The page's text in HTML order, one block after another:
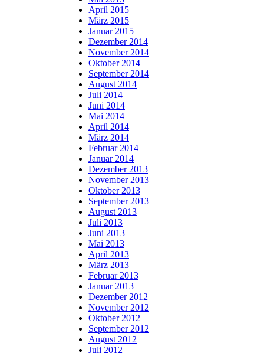
April 2015
März 2015
Januar 2015
Dezember 2014
November 2014
Oktober 2014
September 2014
August 2014
Juli 2014
Juni 2014
Mai 2014
April 2014
März 2014
Februar 2014
Januar 2014
Dezember 2013
November 2013
Oktober 2013
September 2013
August 2013
Juli 2013
Juni 2013
Mai 2013
April 2013
März 2013
Februar 2013
Januar 2013
Dezember 2012
November 2012
Oktober 2012
September 2012
August 2012
Juli 2012